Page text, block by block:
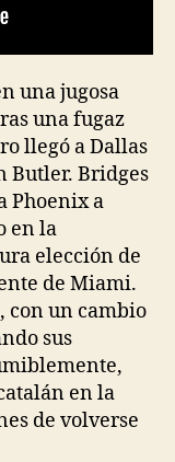
una jugosa
una fugaz
llegó a Dallas
Butler. Bridges
Phoenix a
en la
elección de
de Miami.
con un cambio
sus
en la
de volverse